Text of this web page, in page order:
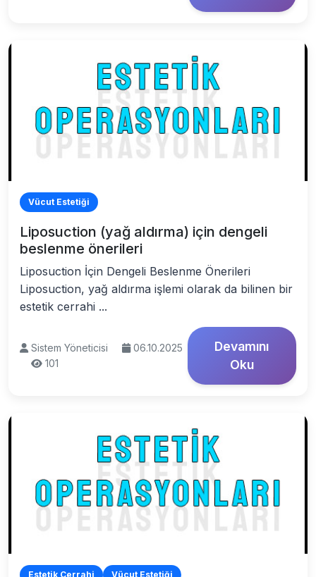
Vücut Estetiği
Liposuction (yağ aldırma) için dengeli
beslenme önerileri
Liposuction İçin Dengeli Beslenme Önerileri
Liposuction, yağ aldırma işlemi olarak da bilinen bir
estetik cerrahi ...
Sistem Yöneticisi
06.10.2025
101
Devamını
Oku
Estetik Cerrahi Vücut Estetiği